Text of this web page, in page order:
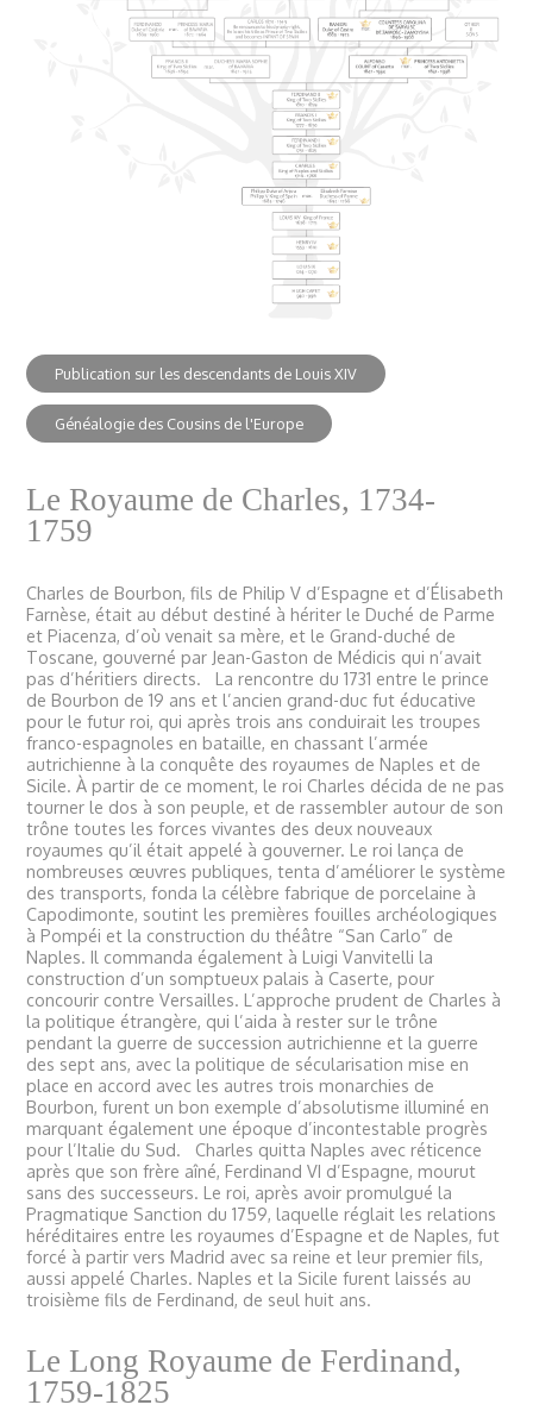
Publication sur les descendants de Louis XIV
Généalogie des Cousins de l'Europe
Le Royaume de Charles, 1734-
1759
Charles de Bourbon, fils de Philip V d’Espagne et d’Élisabeth
Farnèse, était au début destiné à hériter le Duché de Parme
et Piacenza, d’où venait sa mère, et le Grand-duché de
Toscane, gouverné par Jean-Gaston de Médicis qui n’avait
pas d’héritiers directs. La rencontre du 1731 entre le prince
de Bourbon de 19 ans et l’ancien grand-duc fut éducative
pour le futur roi, qui après trois ans conduirait les troupes
franco-espagnoles en bataille, en chassant l’armée
autrichienne à la conquête des royaumes de Naples et de
Sicile. À partir de ce moment, le roi Charles décida de ne pas
tourner le dos à son peuple, et de rassembler autour de son
trône toutes les forces vivantes des deux nouveaux
royaumes qu’il était appelé à gouverner. Le roi lança de
nombreuses œuvres publiques, tenta d’améliorer le système
des transports, fonda la célèbre fabrique de porcelaine à
Capodimonte, soutint les premières fouilles archéologiques
à Pompéi et la construction du théâtre “San Carlo” de
Naples. Il commanda également à Luigi Vanvitelli la
construction d’un somptueux palais à Caserte, pour
concourir contre Versailles. L’approche prudent de Charles à
la politique étrangère, qui l’aida à rester sur le trône
pendant la guerre de succession autrichienne et la guerre
des sept ans, avec la politique de sécularisation mise en
place en accord avec les autres trois monarchies de
Bourbon, furent un bon exemple d’absolutisme illuminé en
marquant également une époque d’incontestable progrès
pour l’Italie du Sud. Charles quitta Naples avec réticence
après que son frère aîné, Ferdinand VI d’Espagne, mourut
sans des successeurs. Le roi, après avoir promulgué la
Pragmatique Sanction du 1759, laquelle réglait les relations
héréditaires entre les royaumes d’Espagne et de Naples, fut
forcé à partir vers Madrid avec sa reine et leur premier fils,
aussi appelé Charles. Naples et la Sicile furent laissés au
troisième fils de Ferdinand, de seul huit ans.
Le Long Royaume de Ferdinand,
1759-1825